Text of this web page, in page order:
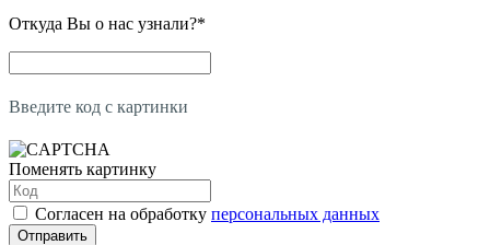
Откуда Вы о нас узнали?*
Введите код с картинки
Поменять картинку
Согласен на обработку персональных данных
Отправить